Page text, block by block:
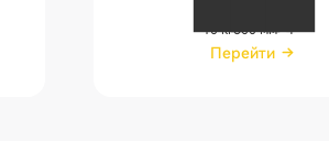
10 кг600 мм 4
Перейти